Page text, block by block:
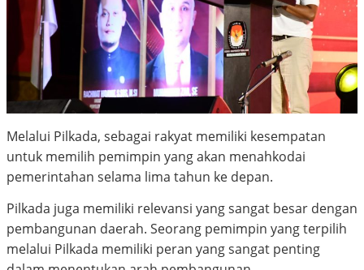
Melalui Pilkada, sebagai rakyat memiliki kesempatan
untuk memilih pemimpin yang akan menahkodai
pemerintahan selama lima tahun ke depan.
Pilkada juga memiliki relevansi yang sangat besar dengan
pembangunan daerah. Seorang pemimpin yang terpilih
melalui Pilkada memiliki peran yang sangat penting